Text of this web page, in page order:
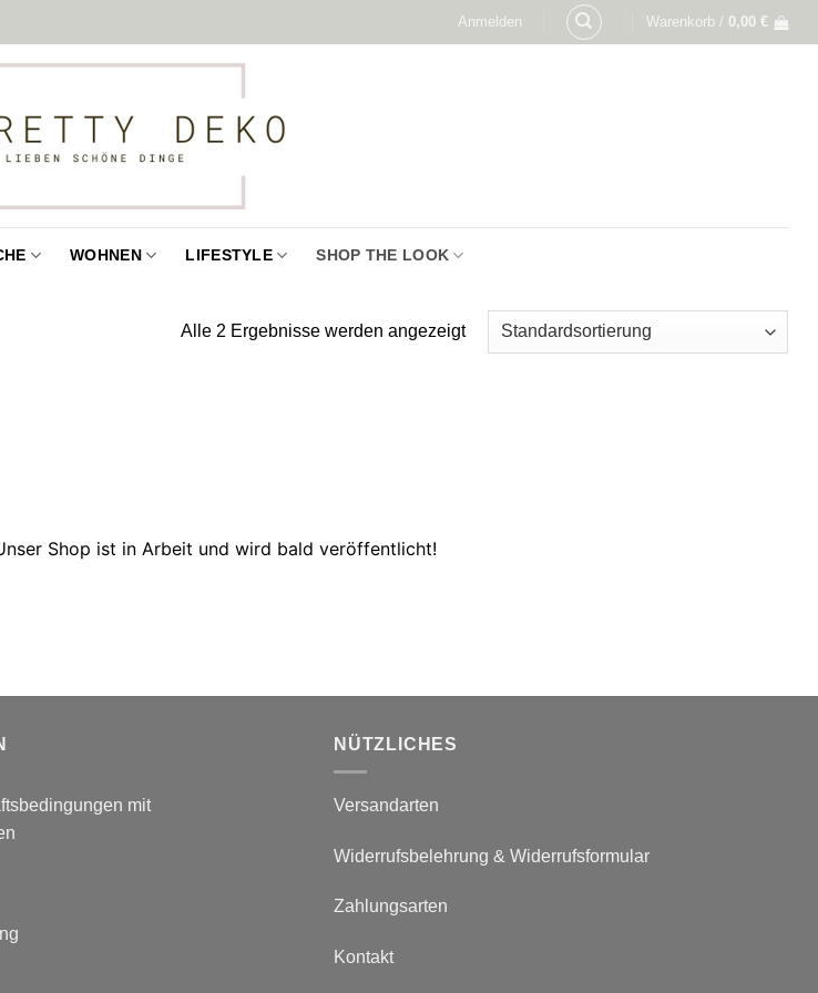
Anmelden Warenkorb / 0,00 €
WOHNEN LIFESTYLE SHOP THE LOOK
Alle 2 Ergebnisse werden angezeigt
Shop ist in Arbeit und wird bald veröffentlicht!
mit
NÜTZLICHES
Versandarten
Widerrufsbelehrung & Widerrufsformular
Zahlungsarten
Kontakt